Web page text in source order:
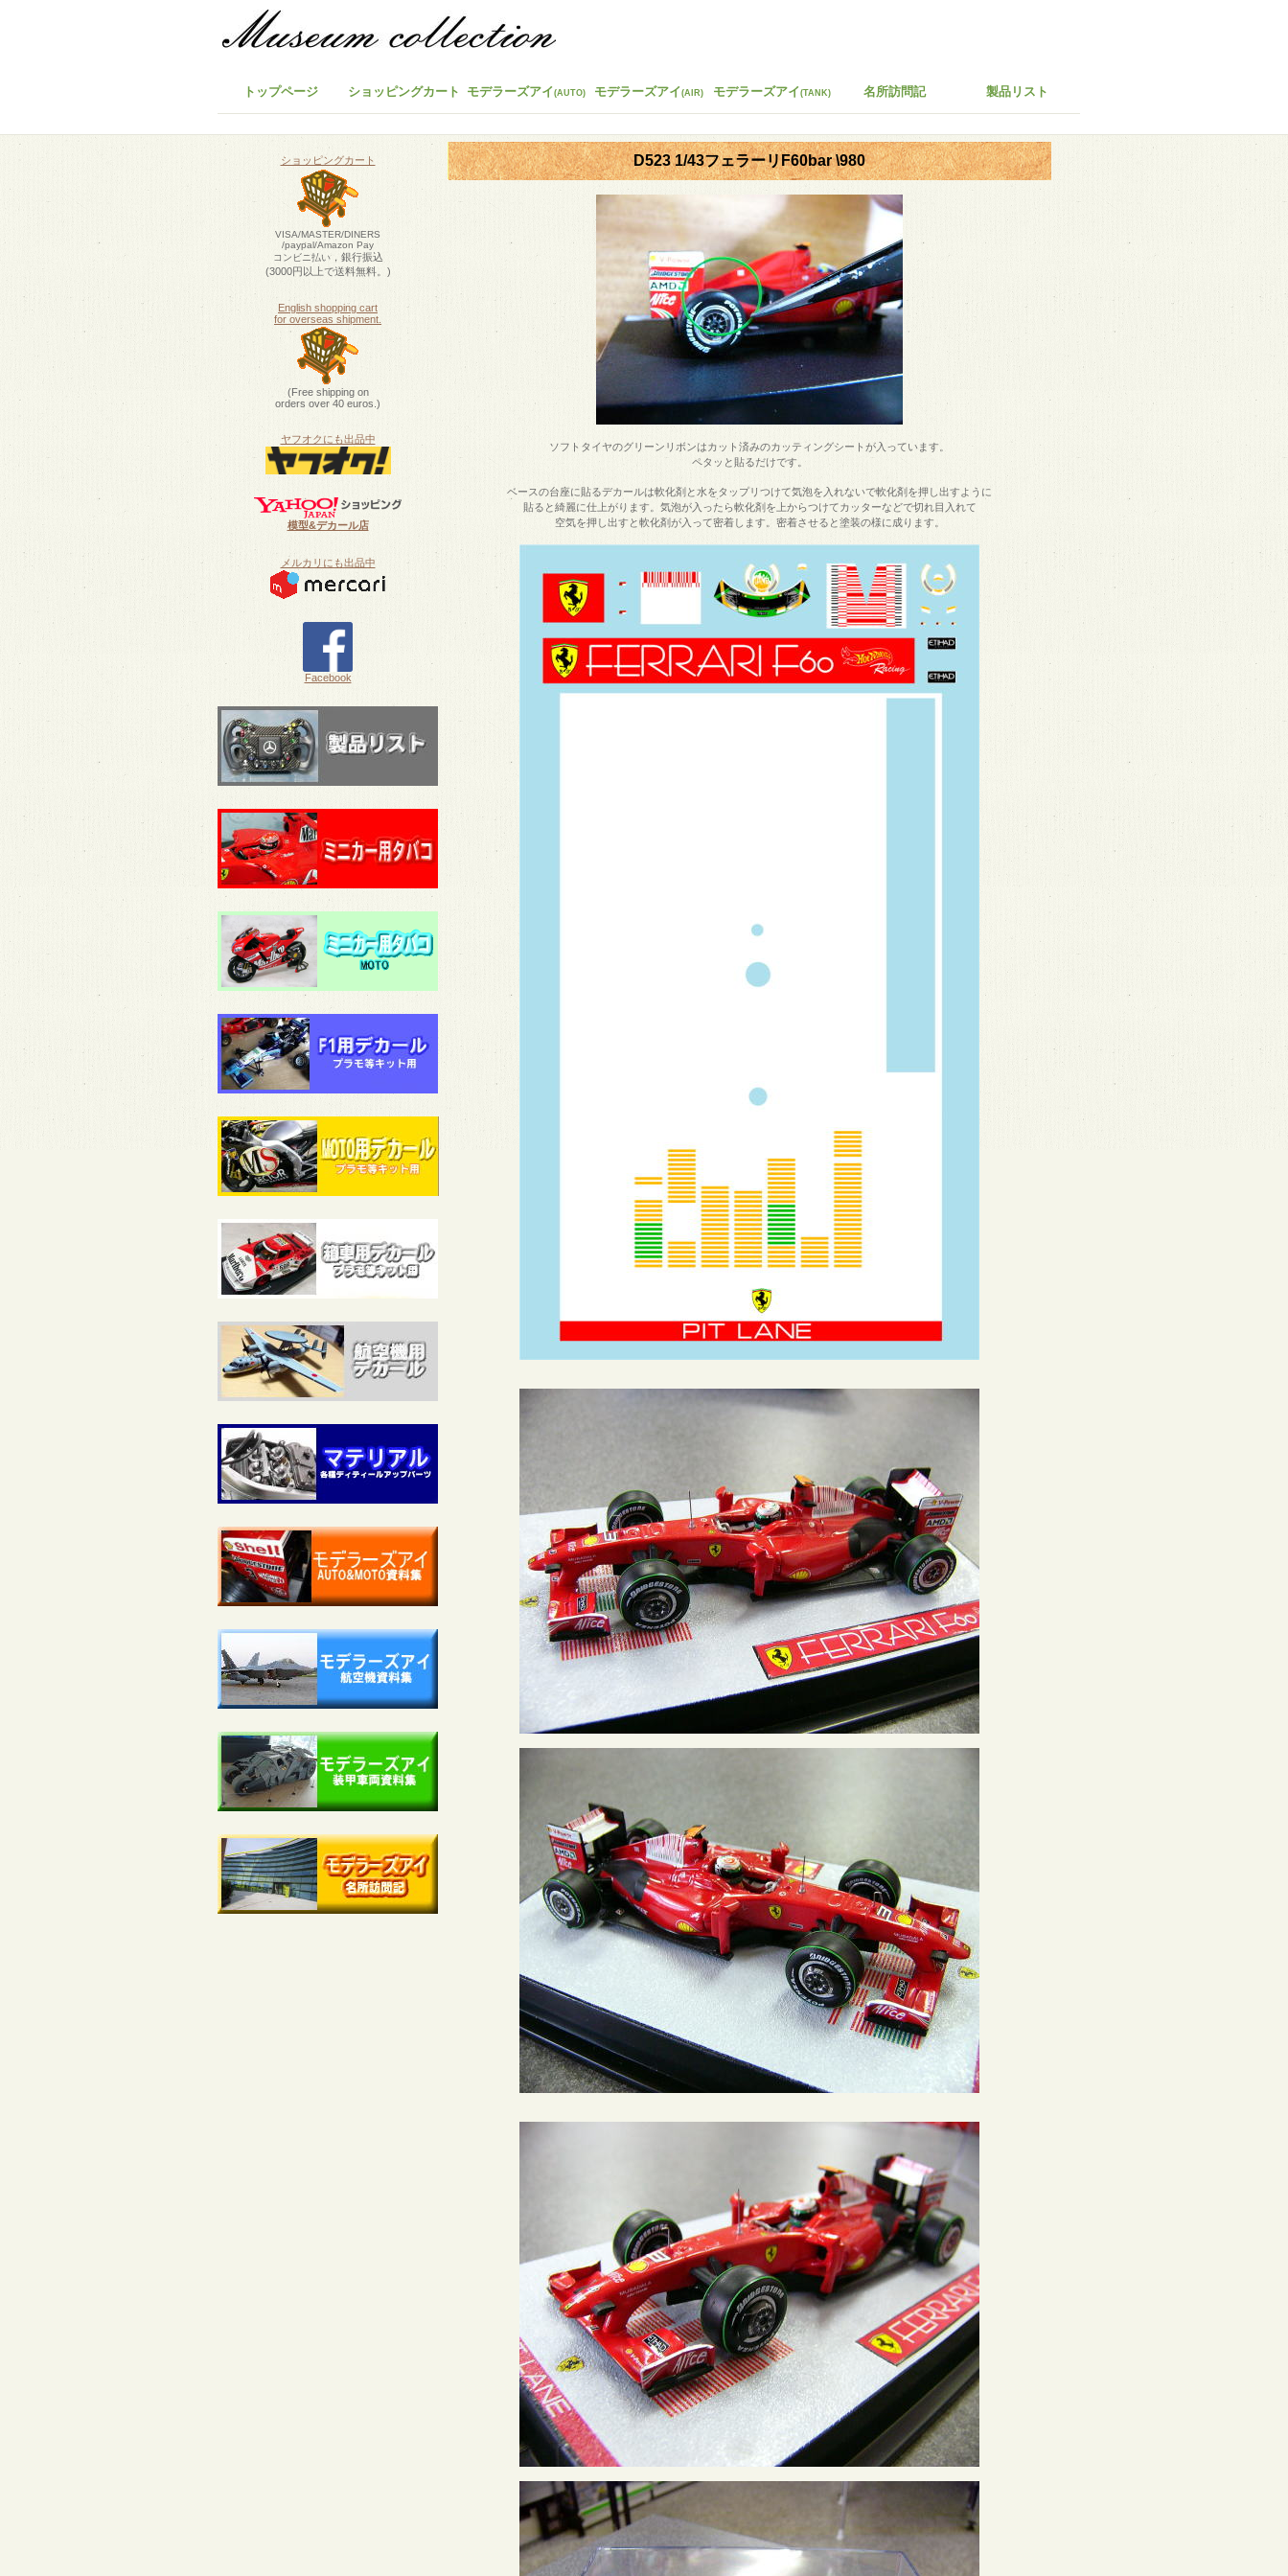
D523 1/43フェラーリF60bar \980
ソフトタイヤのグリーンリボンはカット済みのカッティングシートが入っています。
ペタッと貼るだけです。
ベースの台座に貼るデカールは軟化剤と水をタップリつけて気泡を入れないで軟化剤を押し出すように
貼ると綺麗に仕上がります。気泡が入ったら軟化剤を上からつけてカッターなどで切れ目入れて
空気を押し出すと軟化剤が入って密着します。密着させると塗装の様に成ります。
トップページ ショッピングカート モデラーズアイ(AUTO) モデラーズアイ(AIR) モデラーズアイ(TANK) 名所訪問記 製品リスト
ショッピングカート
VISA/MASTER/DINERS
/paypal/Amazon Pay
コンビニ払い，銀行振込
(3000円以上で送料無料。)
English shopping cart
for overseas shipment.
(Free shipping on
orders over 40 euros.)
ヤフオクにも出品中
模型&デカール店
メルカリにも出品中
Facebook